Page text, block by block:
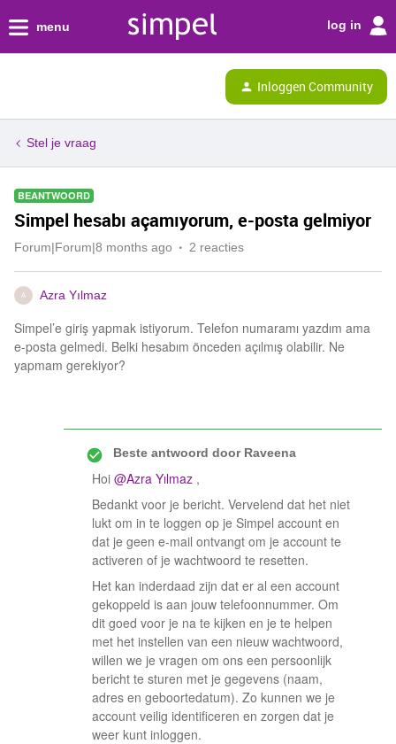
menu log in
Inloggen Community
Stel je vraag
BEANTWOORD
Simpel hesabı açamıyorum, e-posta gelmiyor
Forum|Forum|8 months ago 2 reacties
A Azra Yılmaz
Simpel’e giriş yapmak istiyorum. Telefon numaramı yazdım ama
e-posta gelmedi. Belki hesabım önceden açılmış olabilir. Ne
yapmam gerekiyor?
Beste antwoord doorRaveena
Hoi ​ @Azra Yılmaz ,
Bedankt voor je bericht. Vervelend dat het niet
lukt om in te loggen op je Simpel account en
dat je geen e-mail ontvangt om je account te
activeren of je wachtwoord te resetten.
Het kan inderdaad zijn dat er al een account
gekoppeld is aan jouw telefoonnummer. Om
dit goed voor je na te kijken en je te helpen
met het instellen van een nieuw wachtwoord,
willen we je vragen om ons een persoonlijk
bericht te sturen met je gegevens (naam,
adres en geboortedatum). Zo kunnen we je
account veilig identificeren en zorgen dat je
weer kunt inloggen.